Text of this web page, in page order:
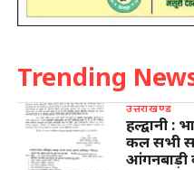
Trending
उत्तराखण्ड
हल्द्वानी :
कल सभी
आंगनबाड़ी